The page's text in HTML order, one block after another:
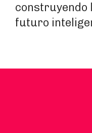
construyendo
futuro